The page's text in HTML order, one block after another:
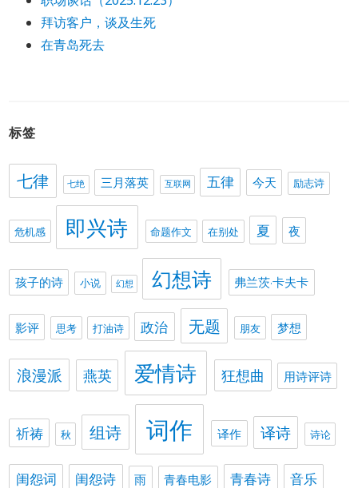
拜访客户，谈及生死
在青岛死去
标签
七律 七绝 三月落英 互联网 五律 今天 励志诗
危机感 即兴诗 命题作文 在别处 夏 夜
孩子的诗 小说 幻想 幻想诗 弗兰茨·卡夫卡
影评 思考 打油诗 政治 无题 朋友 梦想
浪漫派 燕英 爱情诗 狂想曲 用诗评诗
祈祷 秋 组诗 词作 译作 译诗 诗论
闺怨词 闺怨诗 雨 青春电影 青春诗 音乐